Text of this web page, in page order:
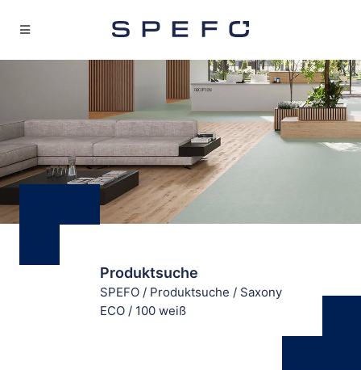
Produktsuche
SPEFO / Produktsuche / Saxony
ECO / 100 weiß